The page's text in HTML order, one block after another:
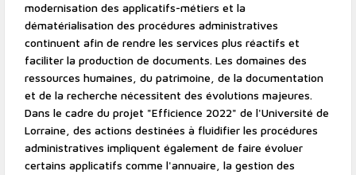
modernisation des applicatifs-métiers et la
dématérialisation des procédures administratives
continuent afin de rendre les services plus réactifs et
faciliter la production de documents. Les domaines des
ressources humaines, du patrimoine, de la documentation
et de la recherche nécessitent des évolutions majeures.
Dans le cadre du projet "Efficience 2022" de l'Université de
Lorraine, des actions destinées à fluidifier les procédures
administratives impliquent également de faire évoluer
certains applicatifs comme l'annuaire, la gestion des